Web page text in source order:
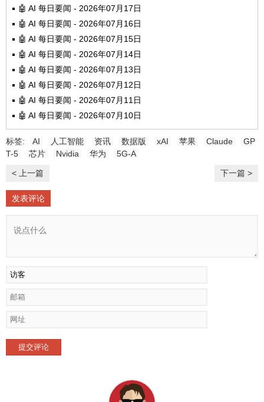
🤖 AI 每日要闻 - 2026年07月17日
🤖 AI 每日要闻 - 2026年07月16日
🤖 AI 每日要闻 - 2026年07月15日
🤖 AI 每日要闻 - 2026年07月14日
🤖 AI 每日要闻 - 2026年07月13日
🤖 AI 每日要闻 - 2026年07月12日
🤖 AI 每日要闻 - 2026年07月11日
🤖 AI 每日要闻 - 2026年07月10日
标签: AI 人工智能 资讯 数据版 xAI 苹果 Claude
GP
T-5
芯片 Nvidia 华为 5G-A
< 上一篇 下一篇 >
发表评论
提交评论